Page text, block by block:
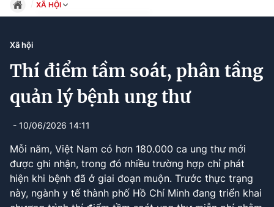
XÃ HỘI
Xã hội
Kinh tế
Thế giới
Công nghệ
Current
0:10 / Duration
2:12
Xã hội
Thí điểm tầm soát, phân tầng
quản lý bệnh ung thư
- 10/06/2026 14:11
Mỗi năm, Việt Nam có hơn 180.000 ca ung thư mới
được ghi nhận, trong đó nhiều trường hợp chỉ phát
hiện khi bệnh đã ở giai đoạn muộn. Trước thực trạng
này, ngành y tế thành phố Hồ Chí Minh đang triển khai